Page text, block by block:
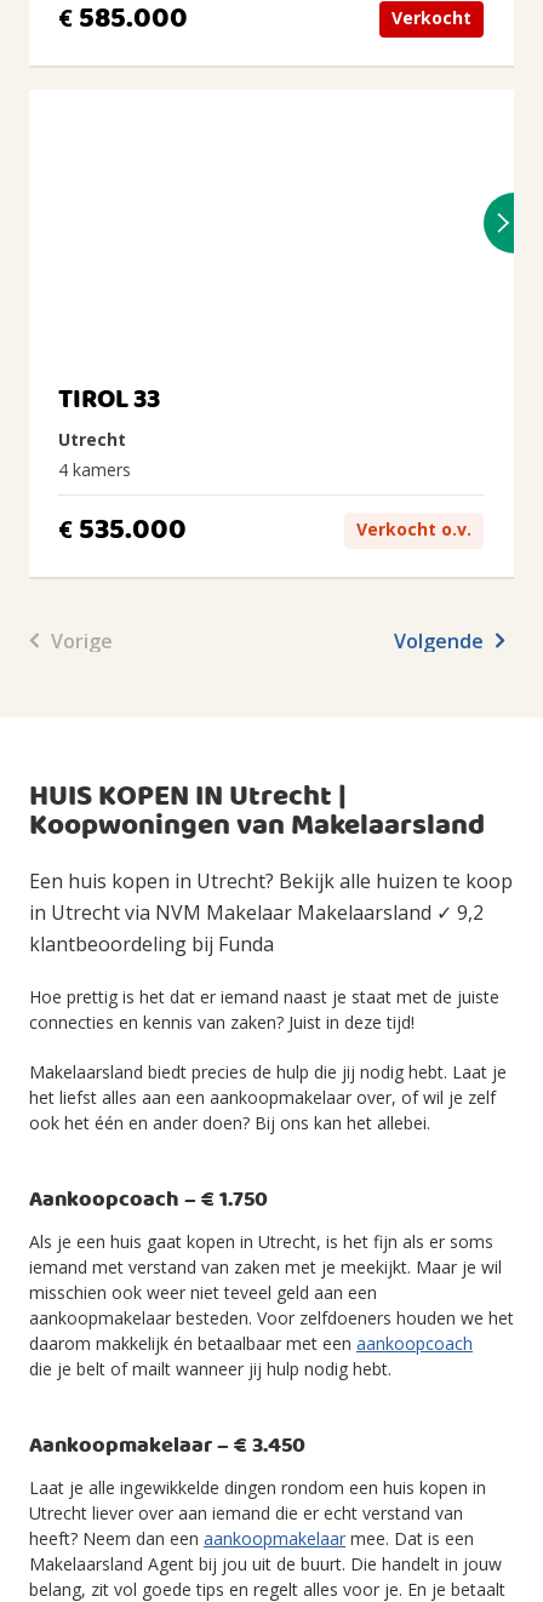
€ 585.000 Verkocht
TIROL 33
Utrecht
4 kamers
€ 535.000 Verkocht o.v.
Vorige Volgende
HUIS KOPEN IN Utrecht |
Koopwoningen van Makelaarsland
Een huis kopen in Utrecht? Bekijk alle huizen te koop
in Utrecht via NVM Makelaar Makelaarsland ✓ 9,2
klantbeoordeling bij Funda
Hoe prettig is het dat er iemand naast je staat met de juiste
connecties en kennis van zaken? Juist in deze tijd!
Makelaarsland biedt precies de hulp die jij nodig hebt. Laat je
het liefst alles aan een aankoopmakelaar over, of wil je zelf
ook het één en ander doen? Bij ons kan het allebei.
Aankoopcoach – € 1.750
Als je een huis gaat kopen in Utrecht, is het fijn als er soms
iemand met verstand van zaken met je meekijkt. Maar je wil
misschien ook weer niet teveel geld aan een
aankoopmakelaar besteden. Voor zelfdoeners houden we het
daarom makkelijk én betaalbaar met een aankoopcoach
die je belt of mailt wanneer jij hulp nodig hebt.
Aankoopmakelaar – € 3.450
Laat je alle ingewikkelde dingen rondom een huis kopen in
Utrecht liever over aan iemand die er echt verstand van
heeft? Neem dan een aankoopmakelaar mee. Dat is een
Makelaarsland Agent bij jou uit de buurt. Die handelt in jouw
belang, zit vol goede tips en regelt alles voor je. En je betaalt